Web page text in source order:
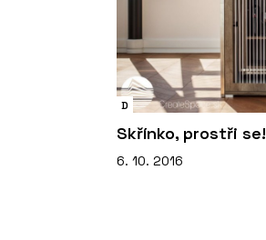
D
Skřínko, prostři se!
6. 10. 2016